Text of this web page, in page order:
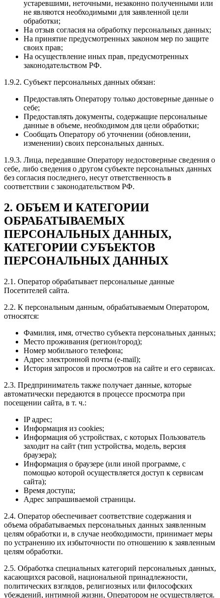
устаревшими, неточными, незаконно полученными или
не являются необходимыми для заявленной цели
обработки;
На отзыв согласия на обработку персональных данных;
На принятие предусмотренных законом мер по защите
своих прав;
На осуществление иных прав, предусмотренных
законодательством РФ.
1.9.2. Субъект персональных данных обязан:
Предоставлять Оператору только достоверные данные о
себе;
Предоставлять документы, содержащие персональные
данные в объеме, необходимом для цели обработки;
Сообщать Оператору об уточнении (обновлении,
изменении) своих персональных данных.
1.9.3. Лица, передавшие Оператору недостоверные сведения о
себе, либо сведения о другом субъекте персональных данных
без согласия последнего, несут ответственность в
соответствии с законодательством РФ.
2. ОБЪЕМ И КАТЕГОРИИ
ОБРАБАТЫВАЕМЫХ
ПЕРСОНАЛЬНЫХ ДАННЫХ,
КАТЕГОРИИ СУБЪЕКТОВ
ПЕРСОНАЛЬНЫХ ДАННЫХ
2.1. Оператор обрабатывает персональные данные
Посетителей сайта.
2.2. К персональным данным, обрабатываемым Оператором,
относятся:
Фамилия, имя, отчество субъекта персональных данных;
Место проживания (регион/город);
Номер мобильного телефона;
Адрес электронной почты (e-mail);
История запросов и просмотров на сайте и его сервисах.
2.3. Предприниматель также получает данные, которые
автоматически передаются в процессе просмотра при
посещении сайта, в т. ч.:
IP адрес;
Информация из cookies;
Информация об устройствах, с которых Пользователь
заходит на сайт (тип устройства, модель, версия
браузера);
Информация о браузере (или иной программе, с
помощью которой осуществляется доступ к сервисам
сайта);
Время доступа;
Адрес запрашиваемой страницы.
2.4. Оператор обеспечивает соответствие содержания и
объема обрабатываемых персональных данных заявленным
целям обработки и, в случае необходимости, принимает меры
по устранению их избыточности по отношению к заявленным
целям обработки.
2.5. Обработка специальных категорий персональных данных,
касающихся расовой, национальной принадлежности,
политических взглядов, религиозных или философских
убеждений, интимной жизни, Оператором не осуществляется.